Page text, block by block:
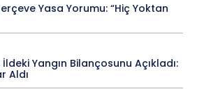
Yasa Yorumu: “Hiç Yoktan
Yangın Bilançosunu Açıkladı:
Aldı